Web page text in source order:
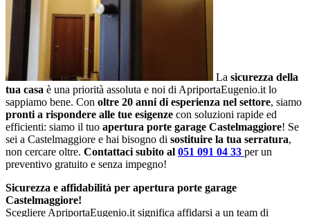
La sicurezza della
tua casa è una priorità assoluta e noi di ApriportaEugenio.it lo
sappiamo bene. Con oltre 20 anni di esperienza nel settore, siamo
pronti a rispondere alle tue esigenze con soluzioni rapide ed
efficienti: siamo il tuo apertura porte garage Castelmaggiore! Se
sei a Castelmaggiore e hai bisogno di sostituire la tua serratura,
non cercare oltre. Contattaci subito al 051 091 04 33 per un
preventivo gratuito e senza impegno!
Sicurezza e affidabilità per apertura porte garage
Castelmaggiore!
Scegliere ApriportaEugenio.it significa affidarsi a un team di